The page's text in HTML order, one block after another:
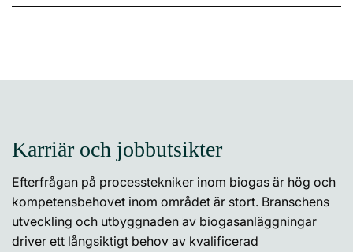
Karriär och jobbutsikter
Efterfrågan på processtekniker inom biogas är hög och
kompetensbehovet inom området är stort. Branschens
utveckling och utbyggnaden av biogasanläggningar
driver ett långsiktigt behov av kvalificerad